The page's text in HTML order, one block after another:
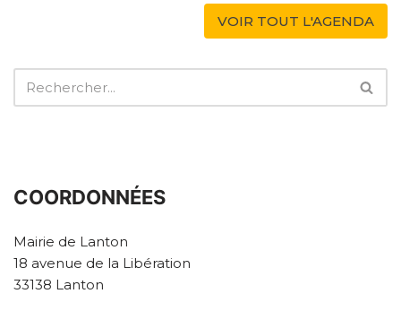
VOIR TOUT L'AGENDA
COORDONNÉES
Mairie de Lanton
18 avenue de la Libération
33138 Lanton